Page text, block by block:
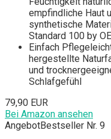
empfindliche Haut
synthetische
Standard 100 by
Einfach
hergestellte
und
Schlafgefühl
79,90 EUR
Bei Amazon ansehen
AngebotBestseller Nr. 9